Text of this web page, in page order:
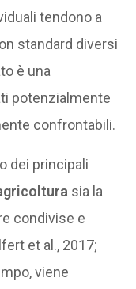
tendono a
standard diversi
è una
potenzialmente
confrontabili.
dei principali
sia la
condivise e
et al., 2017;
viene